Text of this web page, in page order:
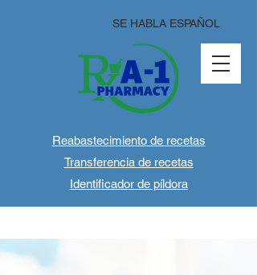
SE HABLA ESPAÑOL
Reabastecimiento de recetas
Transferencia de recetas
Identificador de píldora